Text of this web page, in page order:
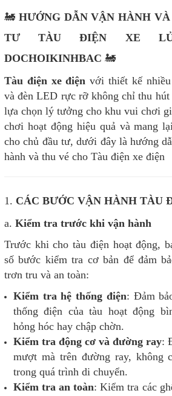
🚂HƯỚNG DẪN VẬN HÀNH
TƯ TÀU ĐIỆN XE
DOCHOIKINHBAC 🚂
Tàu điện xe điệnvới thiết kế
và đèn LED rực rỡ không chỉ thu
lựa chọn lý tưởng cho khu vui chơi
chơi hoạt động hiệu quả và mang
cho chủ đầu tư, dưới đây là hướng
hành và thu vé cho Tàu điện xe điện
1. CÁC BƯỚC VẬN HÀNH TÀU
a. Kiểm tra trước khi vận hành
Trước khi cho tàu điện hoạt động,
số bước kiểm tra cơ bản để đảm
trơn tru và an toàn:
Kiểm tra hệ thống điện: Đảm
thống điện của tàu hoạt động
hỏng hóc hay chập chờn.
Kiểm tra động cơ và đường ray:
mượt mà trên đường ray, không
trong quá trình di chuyển.
Kiểm tra an toàn: Kiểm tra các